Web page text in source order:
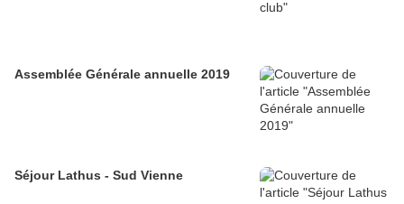
Assemblée Générale annuelle 2019
Séjour Lathus - Sud Vienne